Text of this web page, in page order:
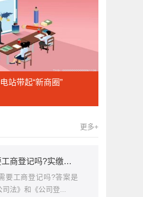
站带起“新商圈”
更多+
实缴资本需要工商登记吗?实缴资本的计算方法是什么？
要工商登记吗?答案是
法》和《公司登...